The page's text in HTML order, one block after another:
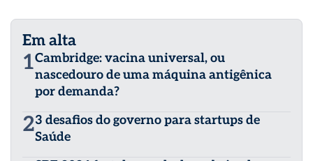
Em alta
1Cambridge: vacina universal, ou
nascedouro de uma máquina antigênica
por demanda?
23 desafios do governo para startups de
Saúde